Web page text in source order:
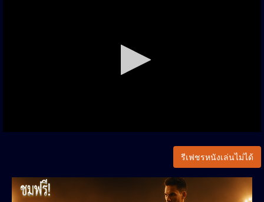
รีเฟชรหนังเล่นไม่ได้